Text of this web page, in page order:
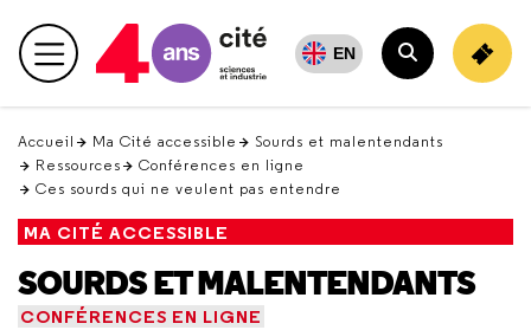
en
haut Menu principal EN
Rechercher
Accueil Ma Cité accessible
Sourds et malentendants
Ressources
Conférences en ligne
Ces sourds qui ne veulent pas entendre
MA CITÉ ACCESSIBLE
SOURDS ET MALENTENDANTS
CONFÉRENCES EN LIGNE